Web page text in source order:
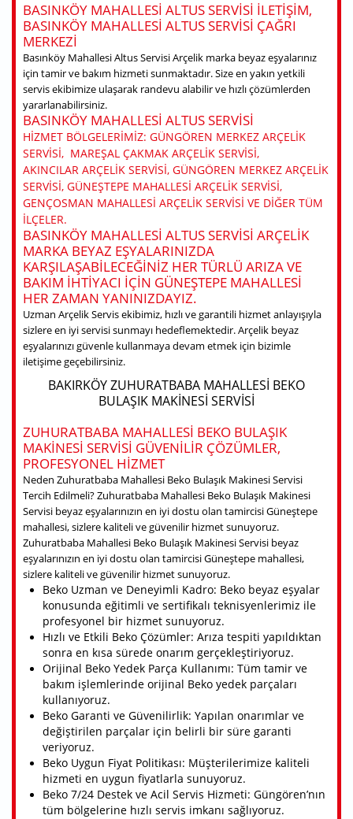
BASINKÖY MAHALLESI ALTUS SERVISI ILETIŞIM,
BASINKÖY MAHALLESI ALTUS SERVISI ÇAĞRI
MERKEZI
Basınköy Mahallesi Altus Servisi Arçelik marka beyaz eşyalarınız
için tamir ve bakım hizmeti sunmaktadır. Size en yakın yetkili
servis ekibimize ulaşarak randevu alabilir ve hızlı çözümlerden
yararlanabilirsiniz.
BASINKÖY MAHALLESI ALTUS SERVISI
HIZMET BÖLGELERIMIZ: GÜNGÖREN MERKEZ ARÇELIK
SERVISI, MAREŞAL ÇAKMAK ARÇELIK SERVISI,
AKINCILAR ARÇELIK SERVISI, GÜNGÖREN MERKEZ ARÇELIK
SERVISI, GÜNEŞTEPE MAHALLESI ARÇELIK SERVISI,
GENÇOSMAN MAHALLESI ARÇELIK SERVISI VE DIĞER TÜM
ILÇELER.
BASINKÖY MAHALLESI ALTUS SERVISI ARÇELIK
MARKA BEYAZ EŞYALARINIZDA
KARŞILAŞABILECEĞINIZ HER TÜRLÜ ARIZA VE
BAKIM IHTIYACI IÇIN GÜNEŞTEPE MAHALLESI
HER ZAMAN YANINIZDAYIZ.
Uzman Arçelik Servis ekibimiz, hızlı ve garantili hizmet anlayışıyla
sizlere en iyi servisi sunmayı hedeflemektedir. Arçelik beyaz
eşyalarınızı güvenle kullanmaya devam etmek için bizimle
iletişime geçebilirsiniz.
BAKIRKÖY ZUHURATBABA MAHALLESI BEKO
BULAŞIK MAKINESI SERVISI
ZUHURATBABA MAHALLESI BEKO BULAŞIK
MAKINESI SERVISI GÜVENILIR ÇÖZÜMLER,
PROFESYONEL HIZMET
Neden Zuhuratbaba Mahallesi Beko Bulaşık Makinesi Servisi
Tercih Edilmeli? Zuhuratbaba Mahallesi Beko Bulaşık Makinesi
Servisi beyaz eşyalarınızın en iyi dostu olan tamircisi Güneştepe
mahallesi, sizlere kaliteli ve güvenilir hizmet sunuyoruz.
Zuhuratbaba Mahallesi Beko Bulaşık Makinesi Servisi beyaz
eşyalarınızın en iyi dostu olan tamircisi Güneştepe mahallesi,
sizlere kaliteli ve güvenilir hizmet sunuyoruz.
Beko Uzman ve Deneyimli Kadro: Beko beyaz eşyalar
konusunda eğitimli ve sertifikalı teknisyenlerimiz ile
profesyonel bir hizmet sunuyoruz.
Hızlı ve Etkili Beko Çözümler: Arıza tespiti yapıldıktan
sonra en kısa sürede onarım gerçekleştiriyoruz.
Orijinal Beko Yedek Parça Kullanımı: Tüm tamir ve
bakım işlemlerinde orijinal Beko yedek parçaları
kullanıyoruz.
Beko Garanti ve Güvenilirlik: Yapılan onarımlar ve
değiştirilen parçalar için belirli bir süre garanti
veriyoruz.
Beko Uygun Fiyat Politikası: Müşterilerimize kaliteli
hizmeti en uygun fiyatlarla sunuyoruz.
Beko 7/24 Destek ve Acil Servis Hizmeti: Güngören’nın
tüm bölgelerine hızlı servis imkanı sağlıyoruz.